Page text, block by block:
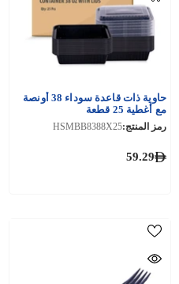
حاوية ذات قاعدة سوداء 38 أونصة
مع أغطية 25 قطعة
رمز المنتج:HSMBB8388X25
59.29